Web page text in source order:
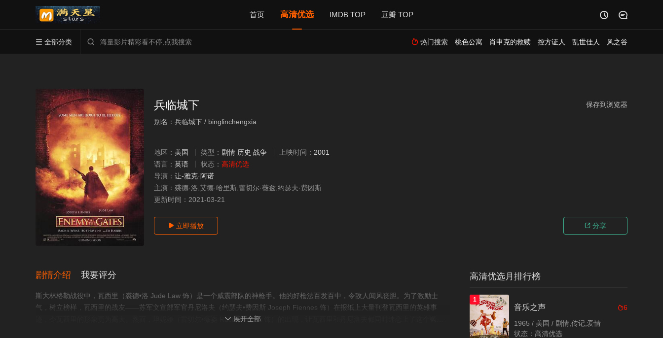
首页 高清优选 IMDB TOP 豆瓣 TOP  
 全部分类   热门搜索 桃色公寓 肖申克的救赎 控方证人 乱世佳人 风之谷
保存到浏览器
兵临城下
别名：兵临城下 / binglinchengxia
地区： 美国 类型： 剧情 历史 战争 上映时间： 2001
语言： 英语 状态： 高清优选
导演： 让-雅克·阿诺
主演： 裘德·洛,艾德·哈里斯,蕾切尔·薇兹,约瑟夫·费因斯
更新时间： 2021-03-21
 立即播放  分享
剧情介绍 我要评分
斯大林格勒战役中，瓦西里（裘德•洛 Jude Law 饰）是一个威震部队的神枪手。他的好枪法百发百中，令敌人闻风丧胆。为了激励士
气，树立榜样，瓦西里的战友——苏军文宣部军官丹尼洛夫（约瑟夫•费因斯 Joseph Fiennes 饰）在报纸上大量刊登瓦西里的英雄事
迹，令瓦西里的形象更为高大。然而，坦妮娅（雷切尔•薇姿 Rachel Weisz 饰）的出现，让瓦西里和丹尼洛夫都同时迷恋上了这个飒爽
 展开全部
高清优选月排行榜
1
6
音乐之声
1965 / 美国 / 剧情,传记,爱情
状态：高清优选